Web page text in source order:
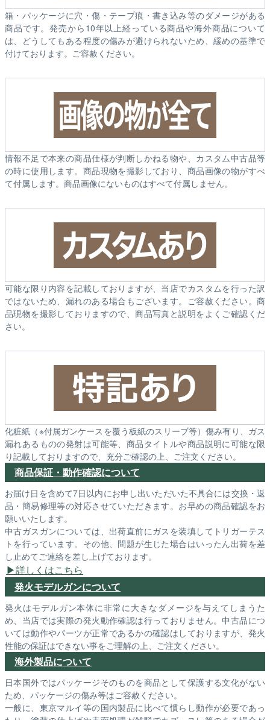
箱・パッケージに穴・傷・テープ痕・書き込み等のダメージがある
商品です。発売から10年以上経っている商品や海外商品について
は、どうしてもある程度の傷みが避けられないため、緩めの基準で
付けております。ご容赦ください。
情報不足で本来の商品仕様が判断しかねる物や、カスタム中古品等
の時に使用します。商品現物を撮影しており、商品画像の物がすべ
て付属します。商品画像にないものはすべて付属しません。
可能な限り内容を記載しておりますが、当店でカスタムを行った訳
ではないため、漏れのある場合もございます。ご容赦ください。商
品現物を撮影しておりますので、商品写真と説明をよくご確認くだ
さい。
化粧紙（※付属ガンケースを覆う板紙のスリーブ等）傷み有り、ガス
漏れあるものの発射は可能等、商品タイトルや商品説明に可能な限
り記載しておりますので、充分ご確認の上、ご注文ください。
商品保証・動作確認について
お届け日を含めて7日以内にお申し出いただいた不具合には交換・返
品・簡易修理等の対応させていただきます。お早めの商品確認をお
願いいたします。
中古ガスガンについては、出荷直前にガスを装填してトリガーテス
トを行っています。その他、問題が生じた場合はいったん出荷を差
し止めてご連絡を差し上げております。
詳しくはこちら
発火モデルガンについて
発火はモデルガン本体に非常に大きなダメージを与えてしまうた
め、当店では実際の発火動作確認は行っておりません。中古品につ
いては動作やパーツが正常であるかの確認はしておりますが、発火
性能の保証はできない事をご理解の上、ご注文ください。
海外製品について
日本国外ではパッケージそのものを商品として保護する文化がない
ため、パッケージの傷み等はご容赦ください。
一般に、東京マルイ等の国内製品に比べて慣らし動作が必要であっ